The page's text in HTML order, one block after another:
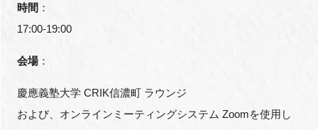
時間 ：
17:00-19:00
会場：
慶應義塾大学 CRIK信濃町 ラウンジ
および、オンラインミーティングシステム Zoomを使用し